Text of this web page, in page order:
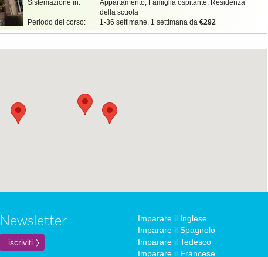
Sistemazione in:
Appartamento, Famiglia ospitante, Residenza
della scuola
Periodo del corso:
1-36 settimane, 1 settimana da €292
Newsletter
Imparare il Inglese
Imparare il Spagnolo
Imparare il Tedesco
Imparare il Francese